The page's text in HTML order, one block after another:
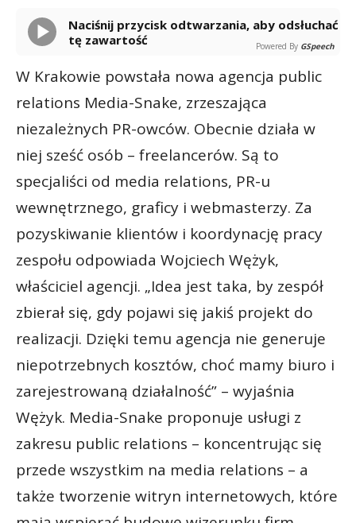
Naciśnij przycisk odtwarzania, aby odsłuchać
tę zawartość
Powered By GSpeech
W Krakowie powstała nowa agencja public
relations Media-Snake, zrzeszająca
niezależnych PR-owców. Obecnie działa w
niej sześć osób – freelancerów. Są to
specjaliści od media relations, PR-u
wewnętrznego, graficy i webmasterzy. Za
pozyskiwanie klientów i koordynację pracy
zespołu odpowiada Wojciech Wężyk,
właściciel agencji. „Idea jest taka, by zespół
zbierał się, gdy pojawi się jakiś projekt do
realizacji. Dzięki temu agencja nie generuje
niepotrzebnych kosztów, choć mamy biuro i
zarejestrowaną działalność” – wyjaśnia
Wężyk. Media-Snake proponuje usługi z
zakresu public relations – koncentrując się
przede wszystkim na media relations – a
także tworzenie witryn internetowych, które